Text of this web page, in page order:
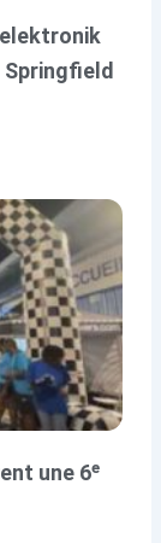
Springfield
une 6ᵉ